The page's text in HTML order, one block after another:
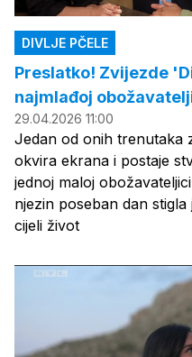
DIVLJE PČELE
Preslatko! Zvijezde
najmlađoj
29.04.2026 11:00
Jedan od onih trenutaka
okvira ekrana i postaje
jednoj maloj
njezin poseban dan
cijeli život